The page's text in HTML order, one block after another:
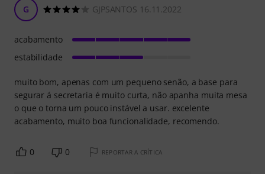
G GJPSANTOS 16.11.2022
muito bom, apenas com um pequeno senão, a base para
segurar á secretaria é muito curta, não apanha muita mesa
o que o torna um pouco instável a usar. excelente
acabamento, muito boa funcionalidade, recomendo.
acabamento
estabilidade
0 0 REPORTAR A CRÍTICA